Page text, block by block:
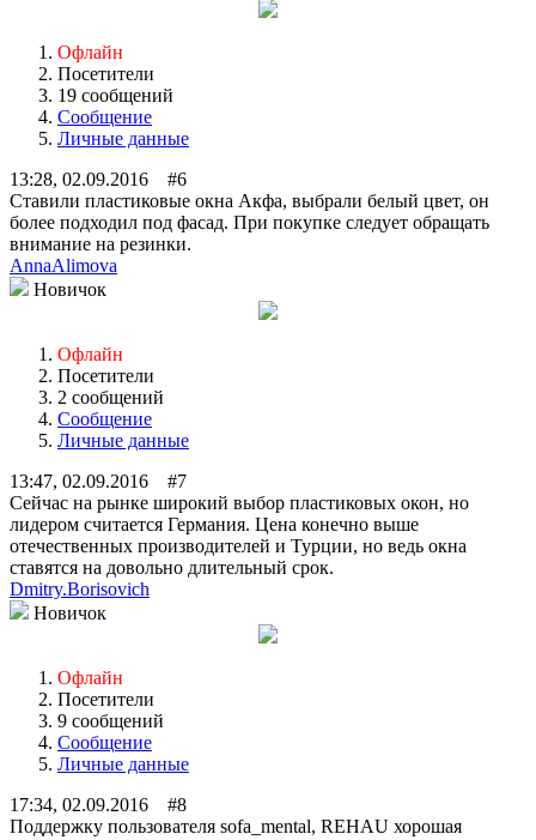
Офлайн
Посетители
19 сообщений
Сообщение
Личные данные
13:28, 02.09.2016 #6
Ставили пластиковые окна Акфа, выбрали белый цвет, он
более подходил под фасад. При покупке следует обращать
внимание на резинки.
AnnaAlimova
Новичок
Офлайн
Посетители
2 сообщений
Сообщение
Личные данные
13:47, 02.09.2016 #7
Сейчас на рынке широкий выбор пластиковых окон, но
лидером считается Германия. Цена конечно выше
отечественных производителей и Турции, но ведь окна
ставятся на довольно длительный срок.
Dmitry.Borisovich
Новичок
Офлайн
Посетители
9 сообщений
Сообщение
Личные данные
17:34, 02.09.2016 #8
Поддержку пользователя sofa_mental, REHAU хорошая